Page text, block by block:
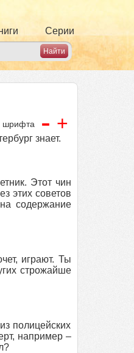
Серии
шрифта - +
знает.
Этот чин
этих советов
содержание
играют. Ты
строжайше
полицейских
например –